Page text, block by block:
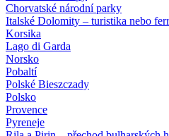
Chorvatské národní parky
Italské Dolomity – turistika nebo
Korsika
Lago di Garda
Norsko
Pobaltí
Polské Bieszczady
Polsko
Provence
Pyreneje